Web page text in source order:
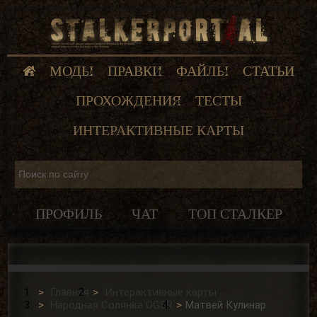
МОДЫ ПРАВКИ ФАЙЛЫ
СТАТЬИ
ПРОХОЖДЕНИЯ
ТЕСТЫ
ИНТЕРАКТИВНЫЕ КАРТЫ
ПРОФИЛЬ ЧАТ ТОП СТАЛКЕР
Главная
Интерактивные карты
Народная Солянка OGSR
Матвей Кулинар